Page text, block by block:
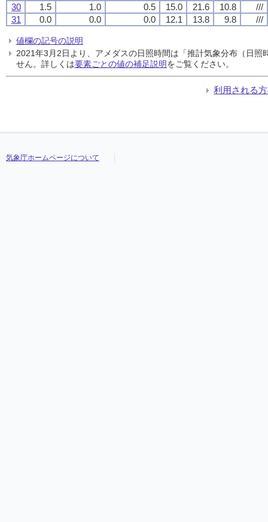
30
1.5 1.0 0.5 15.0 21.6 10.8
///
31
0.0 0.0 0.0 12.1 13.8 9.8 ///
値欄の記号の説明
2021年3月2日より、アメダスの日照時間は「推計気象分布（日
せん。詳しくは要素ごとの値の補足説明をご覧ください。
利用される
気象庁ホームページについて